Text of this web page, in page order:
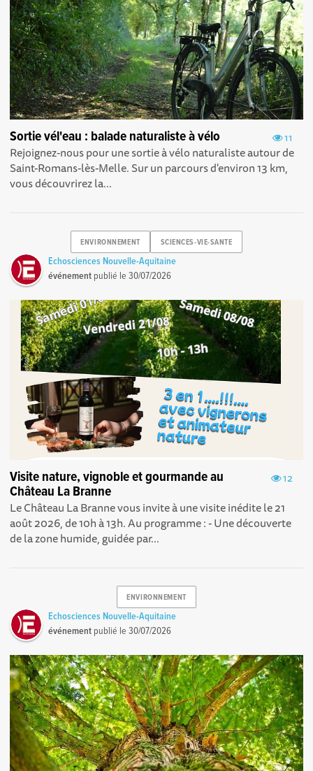
11
Sortie vél'eau : balade naturaliste à vélo
Rejoignez-nous pour une sortie à vélo naturaliste autour de
Saint-Romans-lès-Melle. Sur un parcours d'environ 13 km,
vous découvrirez la...
ENVIRONNEMENT SCIENCES-VIE-SANTE
Echosciences Nouvelle-Aquitaine
événement publié le30/07/2026
12
Visite nature, vignoble et gourmande au
Château La Branne
Le Château La Branne vous invite à une visite inédite le 21
août 2026, de 10h à 13h. Au programme : - Une découverte
de la zone humide, guidée par...
ENVIRONNEMENT
Echosciences Nouvelle-Aquitaine
événement publié le30/07/2026